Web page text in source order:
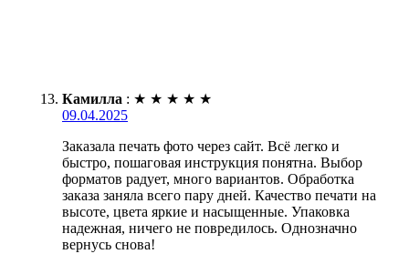
Камилла : ★ ★ ★ ★ ★
09.04.2025
Заказала печать фото через сайт. Всё легко и
быстро, пошаговая инструкция понятна. Выбор
форматов радует, много вариантов. Обработка
заказа заняла всего пару дней. Качество печати на
высоте, цвета яркие и насыщенные. Упаковка
надежная, ничего не повредилось. Однозначно
вернусь снова!